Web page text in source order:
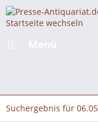
Suchergebnis für